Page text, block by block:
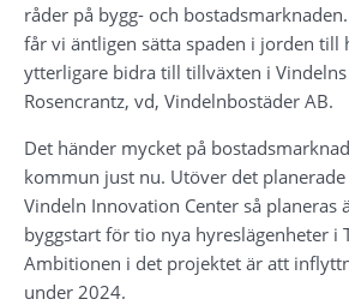
råder på bygg- och
får vi äntligen sätta spaden i jorden till
ytterligare bidra till tillväxten i
Rosencrantz, vd, Vindelnbostäder AB.
Det händer mycket på
kommun just nu. Utöver det
Vindeln Innovation Center så planeras
byggstart för tio nya hyreslägenheter i
Ambitionen i det projektet är att
under 2024.